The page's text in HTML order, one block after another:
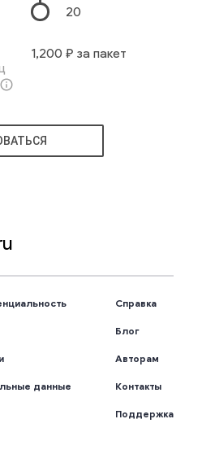
info_outline
20
1,200 ₽ за пакет
данные
Справка
Блог
Авторам
Контакты
Поддержка